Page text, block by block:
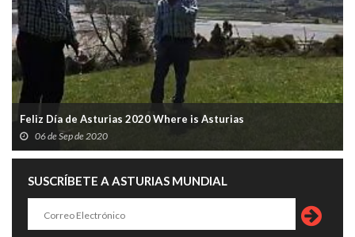
Feliz Día de Asturias 2020 Where is Asturias
06 de Sep de 2020
SUSCRÍBETE A ASTURIAS MUNDIAL